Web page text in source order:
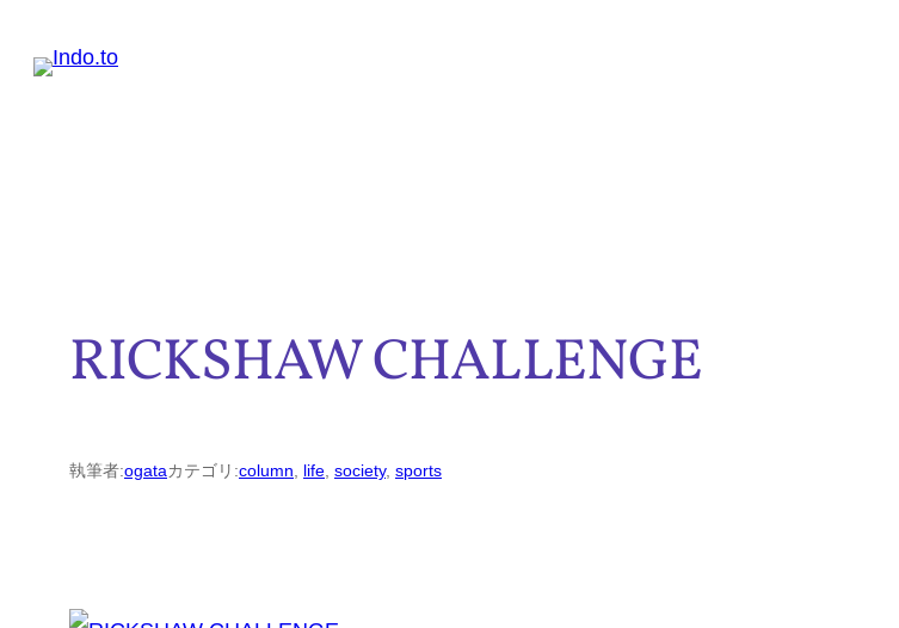
RICKSHAW CHALLENGE
執筆者:ogataカテゴリ:column, life, society, sports